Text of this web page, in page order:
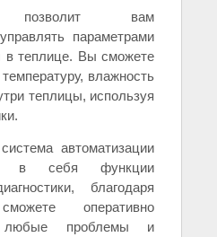
позволит вам
параметрами
теплице. Вы сможете
температуру, влажность
теплицы, используя
автоматизации
в себя функции
благодаря
оперативно
любые проблемы и